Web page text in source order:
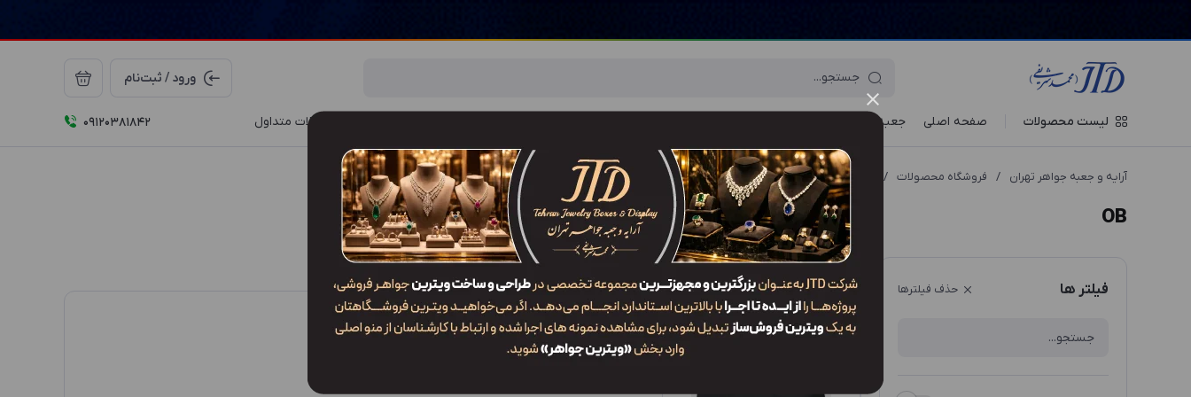
ورود / ثبت‌نام
لیست محصولات صفحه اصلی جعبه‌ ها سوالات متداول 09120381842
آرایه و جعبه جواهر تهران / فروشگاه محصولات / انواع مدل محصولات /
OB
OB
فیلتر ها حذف فیلترها
ترتیب نمایش: جدیدترین محبوب‌ترین ارزان‌ترین